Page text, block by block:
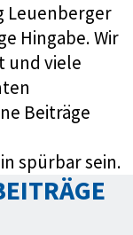
Leuenberger
Hingabe. Wir
und viele
Beiträge
spürbar sein.